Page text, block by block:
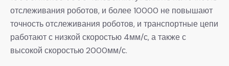
отслеживания роботов, и более 10000 не повышают
точность отслеживания роботов, и транспортные цепи
работают с низкой скоростью 4мм/с, а также с
высокой скоростью 2000мм/с.